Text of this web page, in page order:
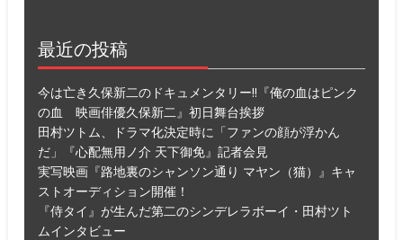
最近の投稿
今は亡き久保新二のドキュメンタリー!!『俺の血はピンク
の血 映画俳優久保新二』初日舞台挨拶
田村ツトム、ドラマ化決定時に「ファンの顔が浮かん
だ」『心配無用ノ介 天下御免』記者会見
実写映画『路地裏のシャンソン通り マヤン（猫）』キャ
ストオーディション開催！
『侍タイ』が生んだ第二のシンデレラボーイ・田村ツト
ムインタビュー